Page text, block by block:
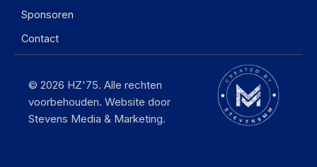
Sponsoren
Contact
© 2026 HZ'75. Alle rechten
voorbehouden. Website door
Stevens Media & Marketing.